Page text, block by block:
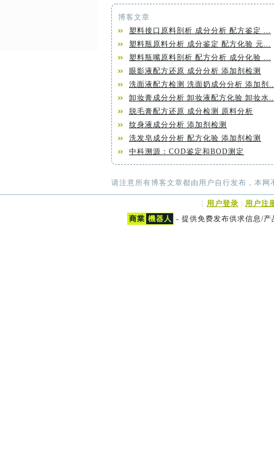
博客文章
塑料接口原料剖析 成分分析 配方鉴定 ...
塑料瓶原料分析 成分鉴定 配方化验 元...
塑料瓶嘴原料剖析 配方分析 成分化验 ...
眼影液配方还原 成分分析 添加剂检测
洗面液配方检测 洗面奶成分分析 添加剂
卸妆膏成分分析 卸妆液配方化验 卸妆水
脱毛膏配方还原 成分检测 原料分析
纹身液成分分析 添加剂检测
洗发皂成分分析 配方化验 添加剂检测
中科溯源：COD鉴定和BOD测定
请注意所有博客文章都由用户自行发布，本
用户登录
用户注
商業 機器人 - 提供免费发布供求信息/